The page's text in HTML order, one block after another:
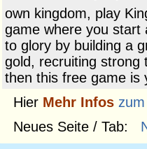
own kingdom, play
game where you start
to glory by building a
gold, recruiting strong
then this free game is
Hier Mehr Infos
Neues Seite / Tab: